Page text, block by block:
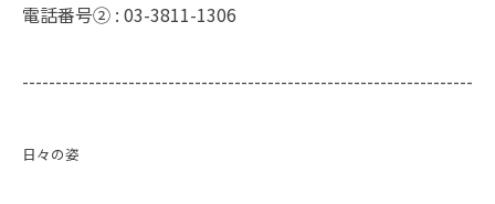
電話番号② : 03-3811-1306
--------------------------------------------------------------------
日々の姿